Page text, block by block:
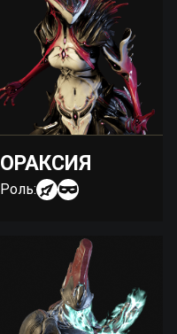
ОРАКСИЯ
Роль: